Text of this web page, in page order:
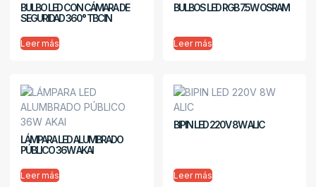
BULBO LED CON CÁMARA DE
SEGURIDAD 360° TBCIN
Leer más
BULBOS LED RGB 7.5W OSRAM
Leer más
LÁMPARA LED ALUMBRADO
PÚBLICO 36W AKAI
Leer más
BIPIN LED 220V 8W ALIC
Leer más